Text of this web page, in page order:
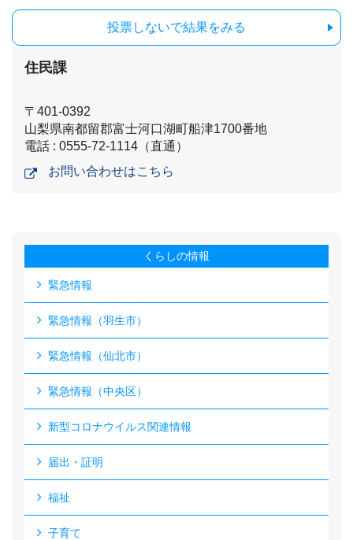
投票しないで結果をみる
住民課
〒401-0392
山梨県南都留郡富士河口湖町船津1700番地
電話 : 0555-72-1114（直通）
お問い合わせはこちら
くらしの情報
緊急情報
緊急情報（羽生市）
緊急情報（仙北市）
緊急情報（中央区）
新型コロナウイルス関連情報
届出・証明
福祉
子育て